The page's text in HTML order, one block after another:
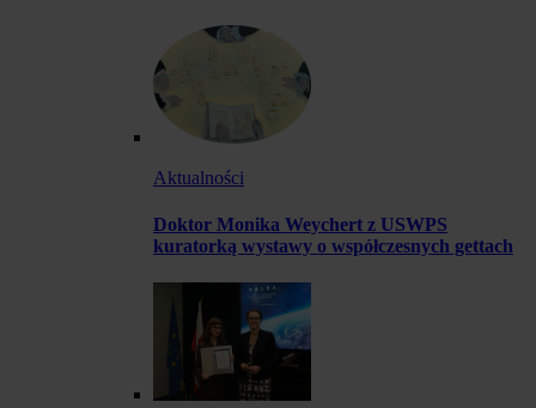
Aktualności
Doktor Monika Weychert z USWPS
kuratorką wystawy o współczesnych gettach